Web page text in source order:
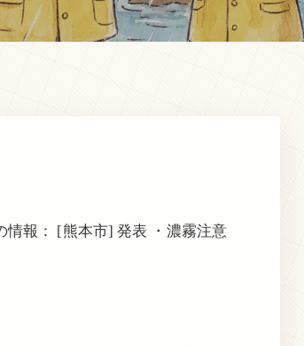
情報： [熊本市] 発表 ・濃霧注意